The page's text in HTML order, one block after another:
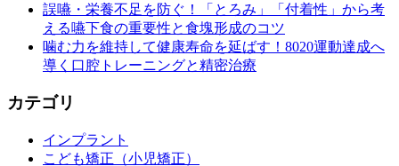
誤嚥・栄養不足を防ぐ！「とろみ」「付着性」から考
える嚥下食の重要性と食塊形成のコツ
噛む力を維持して健康寿命を延ばす！8020運動達成へ
導く口腔トレーニングと精密治療
カテゴリ
インプラント
こども矯正（小児矯正）